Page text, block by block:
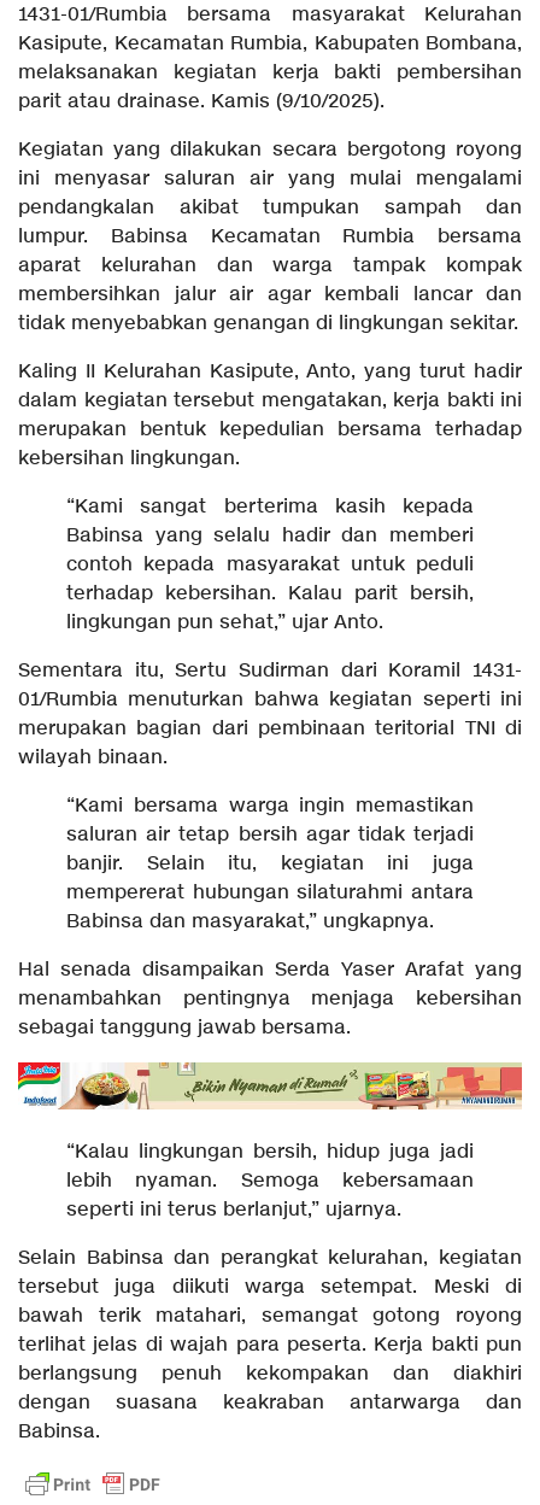
1431-01/Rumbia bersama masyarakat Kelurahan
Kasipute, Kecamatan Rumbia, Kabupaten Bombana,
melaksanakan kegiatan kerja bakti pembersihan
parit atau drainase. Kamis (9/10/2025).
Kegiatan yang dilakukan secara bergotong royong
ini menyasar saluran air yang mulai mengalami
pendangkalan akibat tumpukan sampah dan
lumpur. Babinsa Kecamatan Rumbia bersama
aparat kelurahan dan warga tampak kompak
membersihkan jalur air agar kembali lancar dan
tidak menyebabkan genangan di lingkungan sekitar.
Kaling II Kelurahan Kasipute, Anto, yang turut hadir
dalam kegiatan tersebut mengatakan, kerja bakti ini
merupakan bentuk kepedulian bersama terhadap
kebersihan lingkungan.
“Kami sangat berterima kasih kepada
Babinsa yang selalu hadir dan memberi
contoh kepada masyarakat untuk peduli
terhadap kebersihan. Kalau parit bersih,
lingkungan pun sehat,” ujar Anto.
Sementara itu, Sertu Sudirman dari Koramil 1431-
01/Rumbia menuturkan bahwa kegiatan seperti ini
merupakan bagian dari pembinaan teritorial TNI di
wilayah binaan.
“Kami bersama warga ingin memastikan
saluran air tetap bersih agar tidak terjadi
banjir. Selain itu, kegiatan ini juga
mempererat hubungan silaturahmi antara
Babinsa dan masyarakat,” ungkapnya.
Hal senada disampaikan Serda Yaser Arafat yang
menambahkan pentingnya menjaga kebersihan
sebagai tanggung jawab bersama.
“Kalau lingkungan bersih, hidup juga jadi
lebih nyaman. Semoga kebersamaan
seperti ini terus berlanjut,” ujarnya.
Selain Babinsa dan perangkat kelurahan, kegiatan
tersebut juga diikuti warga setempat. Meski di
bawah terik matahari, semangat gotong royong
terlihat jelas di wajah para peserta. Kerja bakti pun
berlangsung penuh kekompakan dan diakhiri
dengan suasana keakraban antarwarga dan
Babinsa.